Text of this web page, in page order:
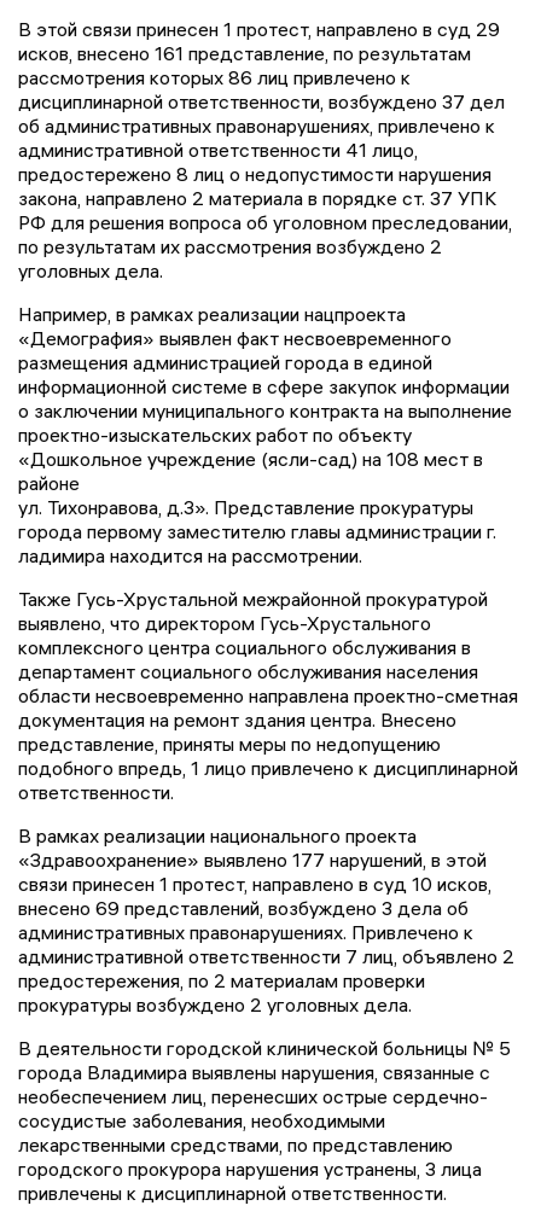
В этой связи принесен 1 протест, направлено в суд 29
исков, внесено 161 представление, по результатам
рассмотрения которых 86 лиц привлечено к
дисциплинарной ответственности, возбуждено 37 дел
об административных правонарушениях, привлечено к
административной ответственности 41 лицо,
предостережено 8 лиц о недопустимости нарушения
закона, направлено 2 материала в порядке ст. 37 УПК
РФ для решения вопроса об уголовном преследовании,
по результатам их рассмотрения возбуждено 2
уголовных дела.
Например, в рамках реализации нацпроекта
«Демография» выявлен факт несвоевременного
размещения администрацией города в единой
информационной системе в сфере закупок информации
о заключении муниципального контракта на выполнение
проектно-изыскательских работ по объекту
«Дошкольное учреждение (ясли-сад) на 108 мест в
районе
ул. Тихонравова, д.3». Представление прокуратуры
города первому заместителю главы администрации г.
ладимира находится на рассмотрении.
Также Гусь-Хрустальной межрайонной прокуратурой
выявлено, что директором Гусь-Хрустального
комплексного центра социального обслуживания в
департамент социального обслуживания населения
области несвоевременно направлена проектно-сметная
документация на ремонт здания центра. Внесено
представление, приняты меры по недопущению
подобного впредь, 1 лицо привлечено к дисциплинарной
ответственности.
В рамках реализации национального проекта
«Здравоохранение» выявлено 177 нарушений, в этой
связи принесен 1 протест, направлено в суд 10 исков,
внесено 69 представлений, возбуждено 3 дела об
административных правонарушениях. Привлечено к
административной ответственности 7 лиц, объявлено 2
предостережения, по 2 материалам проверки
прокуратуры возбуждено 2 уголовных дела.
В деятельности городской клинической больницы № 5
города Владимира выявлены нарушения, связанные с
необеспечением лиц, перенесших острые сердечно-
сосудистые заболевания, необходимыми
лекарственными средствами, по представлению
городского прокурора нарушения устранены, 3 лица
привлечены к дисциплинарной ответственности.